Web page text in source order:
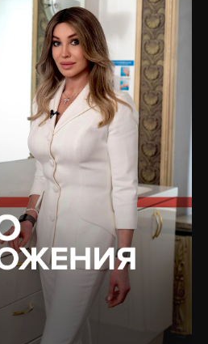
Главная
Блог
Подписаться на рассылку
новостей
Услуги
БАДы
Магазин
Цены
Отзывы
Специалисты
О клинике
Оборудование
Юридическая информация
Вакансии